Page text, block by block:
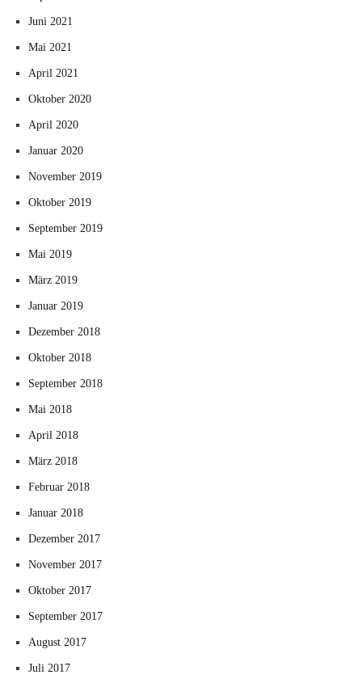
Juni 2021
Mai 2021
April 2021
Oktober 2020
April 2020
Januar 2020
November 2019
Oktober 2019
September 2019
Mai 2019
März 2019
Januar 2019
Dezember 2018
Oktober 2018
September 2018
Mai 2018
April 2018
März 2018
Februar 2018
Januar 2018
Dezember 2017
November 2017
Oktober 2017
September 2017
August 2017
Juli 2017